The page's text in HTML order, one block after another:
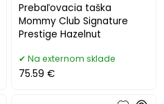
Prebaľovacia taška
Mommy Club Signature
Prestige Hazelnut
Na externom sklade
75.59 €